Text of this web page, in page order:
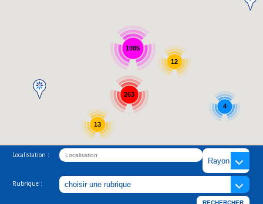
1085
13
263
4
12
Localistation :
Rubrique :